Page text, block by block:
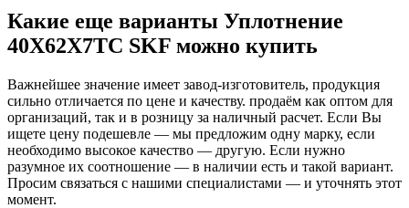
Какие еще варианты Уплотнение
40X62X7ТС SKF можно купить
Важнейшее значение имеет завод-изготовитель, продукция
сильно отличается по цене и качеству. продаём как оптом для
организаций, так и в розницу за наличный расчет. Если Вы
ищете цену подешевле — мы предложим одну марку, если
необходимо высокое качество — другую. Если нужно
разумное их соотношение — в наличии есть и такой вариант.
Просим связаться с нашими специалистами — и уточнять этот
момент.